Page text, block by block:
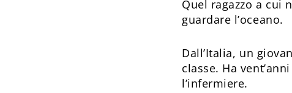
Quel ragazzo a cui
guardare l’oceano.
Dall’Italia, un
classe. Ha
l’infermiere.